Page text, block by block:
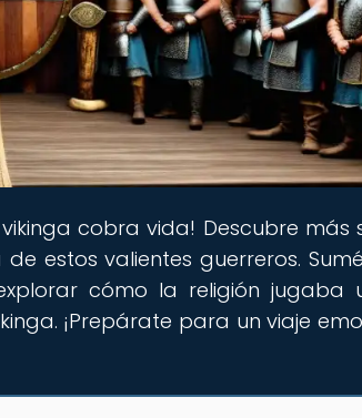
cobra vida! Descubre más
estos valientes guerreros.
cómo la religión jugaba
¡Prepárate para un viaje